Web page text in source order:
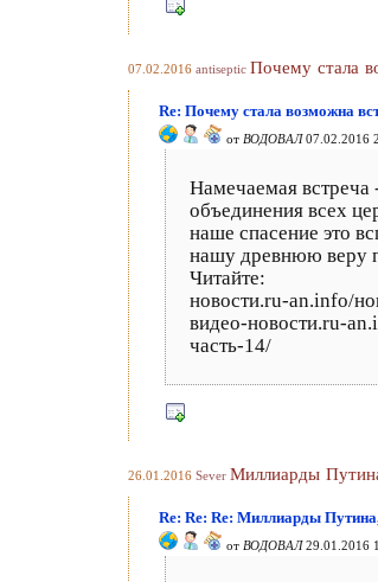
07.02.2016 antiseptic Почему стала
Re: Почему стала возможна
от ВОДОВАЛ07.02.2016
Намечаемая встреча
объединения всех
наше спасение это
нашу древнюю веру
Читайте:
новости.ru-an.info/
видео-новости.ru-
часть-14/
26.01.2016 Sever Миллиарды
Re: Re: Re: Миллиарды
от ВОДОВАЛ29.01.2016